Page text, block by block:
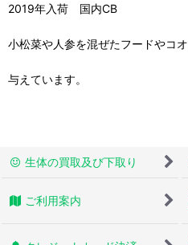
2019年入荷 国内CB
小松菜や人参を混ぜたフードやコ
与えています。
生体の買取及び下取り
ご利用案内